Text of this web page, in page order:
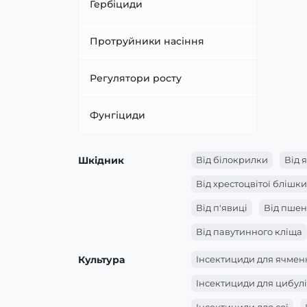
Гербіциди
Протруйники насіння
Регулятори росту
Фунгіциди
Шкідник Від білокрилки Від
Від хрестоцвітої блішки
Від п'явиці Від
Від павутинного кліща
Від личинки хруща
Від комарів Від
Від картопляної молі
Культура Інсектициди для
Інсектициди для цибулі